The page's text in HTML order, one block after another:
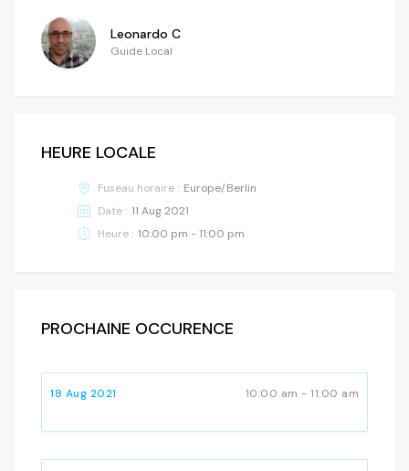
Leonardo C
Guide Local
HEURE LOCALE
Fuseau horaire : Europe/Berlin
Date : 11 Aug 2021
Heure : 10:00 pm - 11:00 pm
PROCHAINE OCCURENCE
18 Aug 2021 10:00 am - 11:00 am